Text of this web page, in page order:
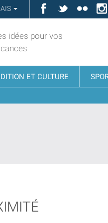
Facebook
TwitterFlickr
idées pour vos
ET CULTURE